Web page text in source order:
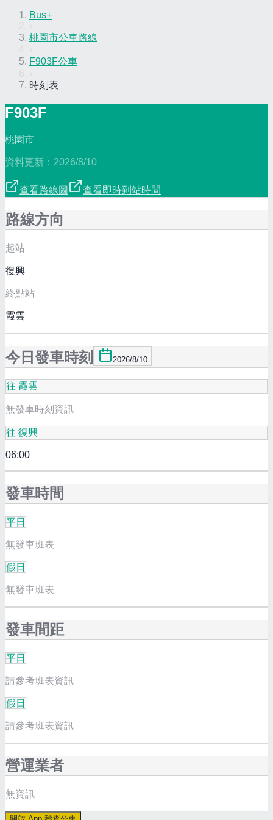
Bus+
桃園市公車路線
F903F公車
時刻表
F903F
桃園市
資料更新： 2026/8/10
查看路線圖 查看即時到站時間
路線方向
起站
復興
終點站
霞雲
今日發車時刻 2026/8/10
往 霞雲
無發車時刻資訊
往 復興
06:00
發車時間
平日
無發車班表
假日
無發車班表
發車間距
平日
請參考班表資訊
假日
請參考班表資訊
營運業者
無資訊